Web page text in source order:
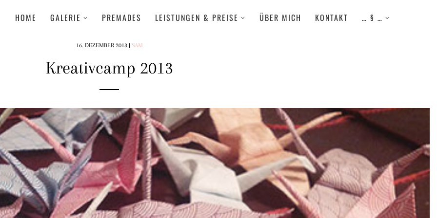
HOME GALERIE PREMADES LEISTUNGEN & PREISE ÜBER MICH KONTAKT … § …
16. DEZEMBER 2013 | SAM
Kreativcamp 2013